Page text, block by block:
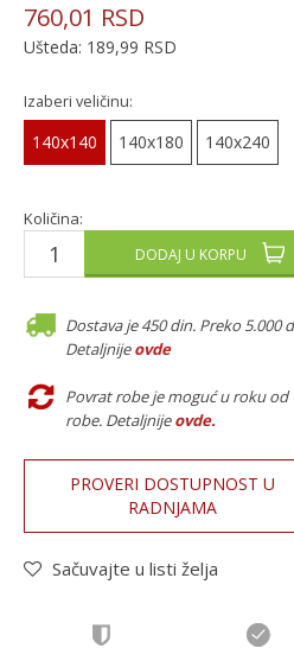
760,01 RSD
Ušteda: 189,99 RSD
Izaberi veličinu:
140x140 140x180 140x240
Količina:
DODAJ U KORPU
Dostava je 450 din. Preko 5.000
Detaljnijeovde
Povrat robe je moguć u roku
robe. Detaljnije ovde.
PROVERI DOSTUPNOST U
RADNJAMA
Sačuvajte u listi želja